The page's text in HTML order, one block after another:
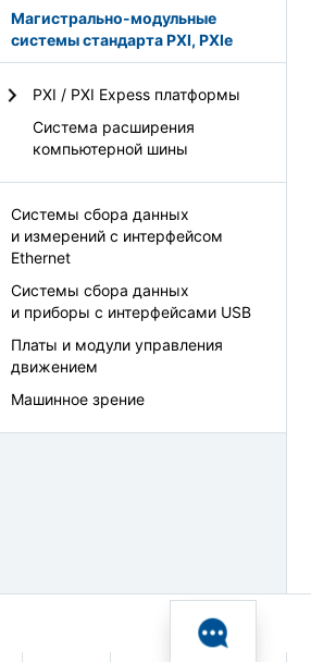
Магистрально-модульные
системы стандарта PXI, PXIe
PXI / PXI Expess платформы
Система расширения
компьютерной шины
Системы сбора данных
и измерений с интерфейсом
Ethernet
Системы сбора данных
и приборы с интерфейсами USB
Платы и модули управления
движением
Машинное зрение